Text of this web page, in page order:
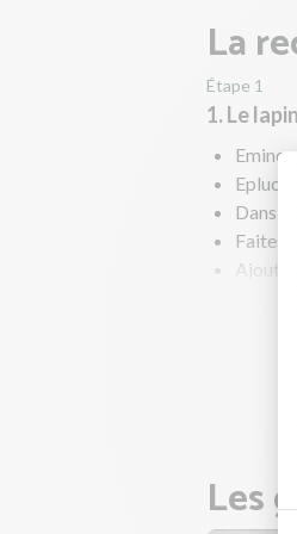
La
Étape 1
1. Le
Dans
Faites
Les